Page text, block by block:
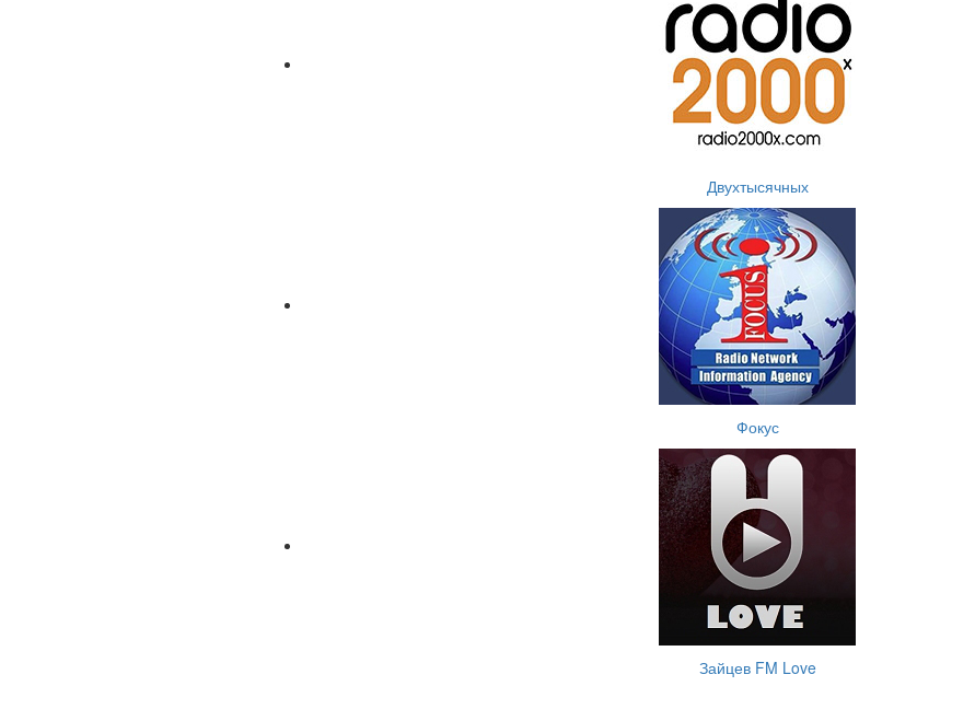
Двухтысячных
Фокус
Зайцев FM Love